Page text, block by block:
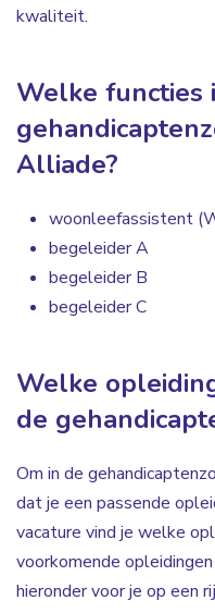
kwaliteit.
Welke functies
Alliade?
woonleefassistent
begeleider A
begeleider B
begeleider C
Welke
de
Om in de
dat je een passende
vacature vind je welke
voorkomende
hieronder voor je op een